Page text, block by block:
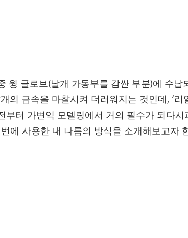
윙 글로브(날개 가동부를 감싼 부분)에 수납
의 금속을 마찰시켜 더러워지는 것인데, ‘리
터 가변익 모델링에서 거의 필수가 되다시
에 사용한 내 나름의 방식을 소개해보고자